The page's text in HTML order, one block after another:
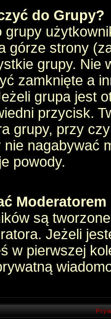
do Grupy?
grupy
górze strony
grupy. Nie
zamknięte a
grupa jest
przycisk.
grupy, przy
nagabywać
powody.
są
Jeżeli
w pierwszej